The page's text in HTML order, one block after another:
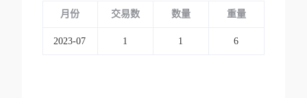
月份 交易数 数量 重量
2023-07 1 1 6